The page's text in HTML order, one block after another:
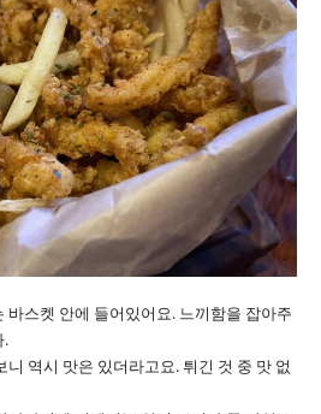
바스켓 안에 들어있어요. 느끼함을 잡아주
.
역시 맛은 있더라고요. 튀긴 것 중 맛 없